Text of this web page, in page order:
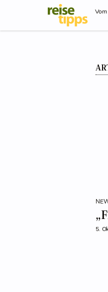
Skip to Content
5.